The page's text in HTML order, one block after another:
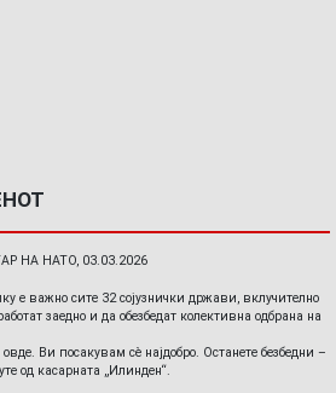
НА НАТО, 03.03.2026
е важно сите 32 сојузнички држави, вклучително
заедно и да обезбедат колективна одбрана на
Ви посакувам сè најдобро. Останете безбедни –
од касарната „Илинден“.